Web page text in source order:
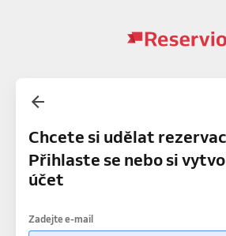
Chcete si udělat
Přihlaste se nebo si
účet
Zadejte e-mail